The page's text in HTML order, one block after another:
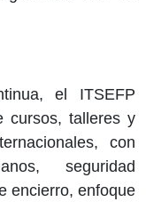
el ITSEFP
cursos, talleres y
con
seguridad
encierro, enfoque